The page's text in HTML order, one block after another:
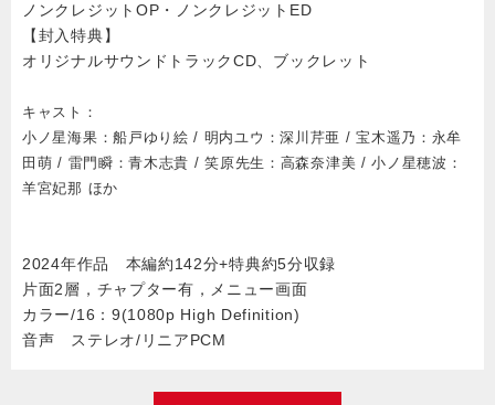
ノンクレジットOP・ノンクレジットED
【封入特典】
オリジナルサウンドトラックCD、ブックレット
キャスト：
小ノ星海果：船戸ゆり絵 / 明内ユウ：深川芹亜 / 宝木遥乃：永牟
田萌 / 雷門瞬：青木志貴 / 笑原先生：高森奈津美 / 小ノ星穂波：
羊宮妃那 ほか
2024年作品 本編約142分+特典約5分収録
片面2層，チャプター有，メニュー画面
カラー/16：9(1080p High Definition)
音声 ステレオ/リニアPCM